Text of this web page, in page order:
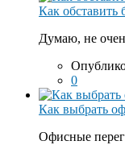
Как обставить
Думаю, не
0
Как выбрать
Офисные